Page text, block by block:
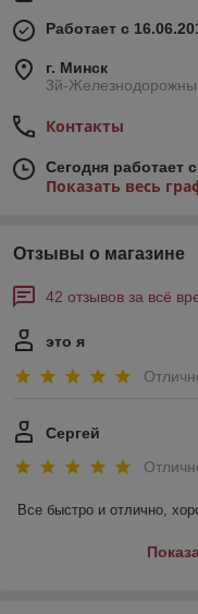
Работает с
г. Минск
3й-
Контакты
Сегодня работает
Показать весь
Отзывы о магазине
42 отзывов за всё
это я
Сергей
Все быстро и отлично,